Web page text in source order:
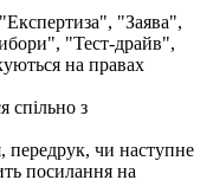
"Заява",
"Тест-драйв",
на правах
спільно з
передрук, чи наступне
посилання на